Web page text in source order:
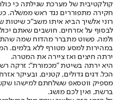
קולקטיבית של מערכת שגילתה כי
חקירה מתפוררים נגד ראש ממשלה.
רוני אלשיך הביא איתו משב"כ שיטות
לבסוף על אזרחים. חושבים שאתם
ולמה. פשוט מתברר מהדוח שמה
במהירות למסע מטורף ללא בלמים.
ירתה חיצים ואז ציירה את המטרה.
היא ירתה בשיטת "מכמורת": זרקה
הכל. דגים גדולים, קטנים, ובעיקר
מספיק ווטסאפ ששלחתם למישהו
ברשת, ואין לכם מושג.